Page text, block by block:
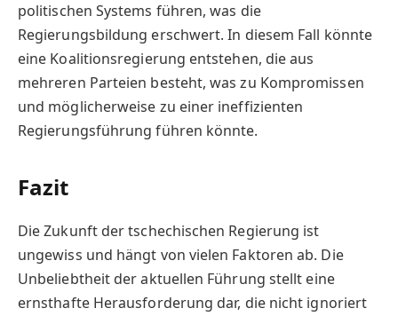
politischen Systems führen, was die
Regierungsbildung erschwert. In diesem Fall könnte
eine Koalitionsregierung entstehen, die aus
mehreren Parteien besteht, was zu Kompromissen
und möglicherweise zu einer ineffizienten
Regierungsführung führen könnte.
Fazit
Die Zukunft der tschechischen Regierung ist
ungewiss und hängt von vielen Faktoren ab. Die
Unbeliebtheit der aktuellen Führung stellt eine
ernsthafte Herausforderung dar, die nicht ignoriert